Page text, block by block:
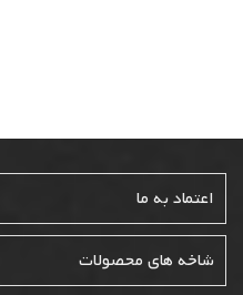
اعتماد به ما
شاخه های محصولات